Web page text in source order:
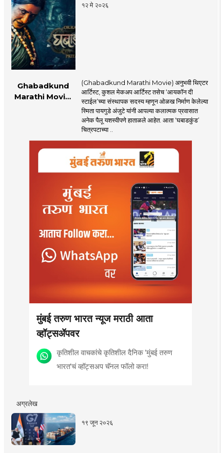
१२ मे २०२६
Ghabadkund
Marathi Movie:
पाहून...!
(Ghabadkund Marathi Movie) अनुभवी थिएटर
आर्टिस्ट, कुशल मेकअप आर्टिस्ट तसेच ‘आयकॉन दी
स्टाईल’च्या संस्थापक सदस्य म्हणून ओळख निर्माण केलेल्या
स्मिता पायगुडे अंजुटे यांनी आपल्या कलात्मक प्रवासात
अनेक पैलू यशस्वीपणे हाताळले आहेत. आता ‘घबाडकुंड’
चित्रपटाच्या ..
मुंबई तरुण भारत न्यूज मराठी आता
व्हॉट्सॲपवर
कृतिशील वाचकांचे कृतिशील दैनिक 'मुंबई तरुण
भारत'चं व्हॉट्सअप चॅनल फॉलो करा!
अग्रलेख
१९ जून २०२६